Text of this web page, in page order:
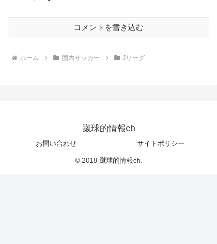
コメントを書き込む
ホーム 国内サッカー Jリーグ
蹴球的情報ch
お問い合わせ サイトポリシー
© 2018 蹴球的情報ch.